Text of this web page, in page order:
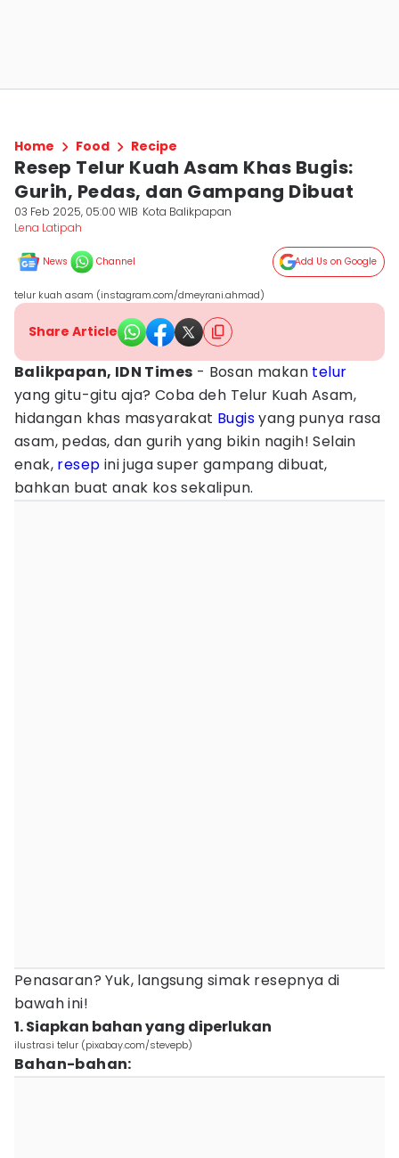
Home Food Recipe
Resep Telur Kuah Asam Khas Bugis:
Gurih, Pedas, dan Gampang Dibuat
03 Feb 2025, 05:00 WIB Kota Balikpapan
Lena Latipah
News Channel Add Us on Google
telur kuah asam (instagram.com/dmeyrani.ahmad)
Share Article
Balikpapan, IDN Times - Bosan makan telur
yang gitu-gitu aja? Coba deh Telur Kuah Asam,
hidangan khas masyarakat Bugisyang punya rasa
asam, pedas, dan gurih yang bikin nagih! Selain
enak, resep ini juga super gampang dibuat,
bahkan buat anak kos sekalipun.
Penasaran? Yuk, langsung simak resepnya di
bawah ini!
1. Siapkan bahan yang diperlukan
ilustrasi telur (pixabay.com/stevepb)
Bahan-bahan: